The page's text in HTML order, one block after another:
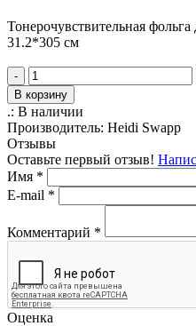
Тонерочувствительная
31.2*305 см
-
В корзину
.: В наличии
Производитель: Heidi Swapp
Отзывы
Оставьте первый отзыв!
Имя *
E-mail *
Комментарий *
Оценка